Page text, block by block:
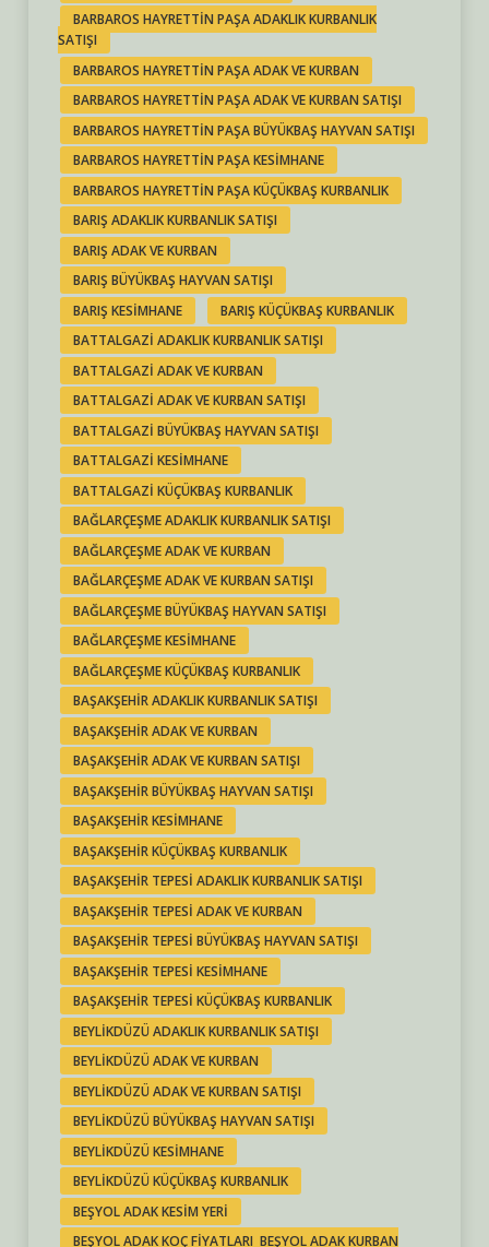
BARBAROS HAYRETTIN PAŞA ADAKLIK KURBANLIK
SATIŞI
BARBAROS HAYRETTIN PAŞA ADAK VE KURBAN
BARBAROS HAYRETTIN PAŞA ADAK VE KURBAN SATIŞI
BARBAROS HAYRETTIN PAŞA BÜYÜKBAŞ HAYVAN SATIŞI
BARBAROS HAYRETTIN PAŞA KESIMHANE
BARBAROS HAYRETTIN PAŞA KÜÇÜKBAŞ KURBANLIK
BARIŞ ADAKLIK KURBANLIK SATIŞI
BARIŞ ADAK VE KURBAN
BARIŞ BÜYÜKBAŞ HAYVAN SATIŞI
BARIŞ KESIMHANE
BARIŞ KÜÇÜKBAŞ KURBANLIK
BATTALGAZI ADAKLIK KURBANLIK SATIŞI
BATTALGAZI ADAK VE KURBAN
BATTALGAZI ADAK VE KURBAN SATIŞI
BATTALGAZI BÜYÜKBAŞ HAYVAN SATIŞI
BATTALGAZI KESIMHANE
BATTALGAZI KÜÇÜKBAŞ KURBANLIK
BAĞLARÇEŞME ADAKLIK KURBANLIK SATIŞI
BAĞLARÇEŞME ADAK VE KURBAN
BAĞLARÇEŞME ADAK VE KURBAN SATIŞI
BAĞLARÇEŞME BÜYÜKBAŞ HAYVAN SATIŞI
BAĞLARÇEŞME KESIMHANE
BAĞLARÇEŞME KÜÇÜKBAŞ KURBANLIK
BAŞAKŞEHIR ADAKLIK KURBANLIK SATIŞI
BAŞAKŞEHIR ADAK VE KURBAN
BAŞAKŞEHIR ADAK VE KURBAN SATIŞI
BAŞAKŞEHIR BÜYÜKBAŞ HAYVAN SATIŞI
BAŞAKŞEHIR KESIMHANE
BAŞAKŞEHIR KÜÇÜKBAŞ KURBANLIK
BAŞAKŞEHIR TEPESI ADAKLIK KURBANLIK SATIŞI
BAŞAKŞEHIR TEPESI ADAK VE KURBAN
BAŞAKŞEHIR TEPESI BÜYÜKBAŞ HAYVAN SATIŞI
BAŞAKŞEHIR TEPESI KESIMHANE
BAŞAKŞEHIR TEPESI KÜÇÜKBAŞ KURBANLIK
BEYLIKDÜZÜ ADAKLIK KURBANLIK SATIŞI
BEYLIKDÜZÜ ADAK VE KURBAN
BEYLIKDÜZÜ ADAK VE KURBAN SATIŞI
BEYLIKDÜZÜ BÜYÜKBAŞ HAYVAN SATIŞI
BEYLIKDÜZÜ KESIMHANE
BEYLIKDÜZÜ KÜÇÜKBAŞ KURBANLIK
BEŞYOL ADAK KESIM YERI
BEŞYOL ADAK KOÇ FIYATLARI BEŞYOL ADAK KURBAN